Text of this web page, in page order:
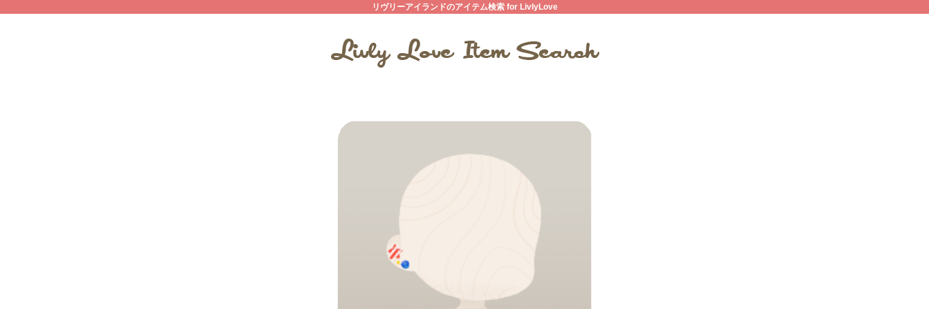
リヴリーアイランドのアイテム検索 for LivlyLove